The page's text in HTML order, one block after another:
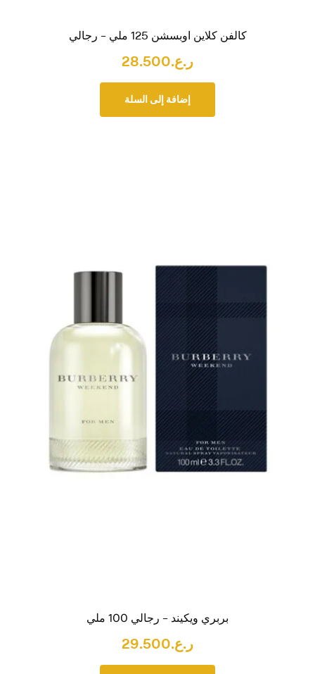
كالفن كلاين اوبسشن 125 ملي – رجالي
ر.ع.28.500
إضافة إلى السلة
بربري ويكيند – رجالي 100 ملي
ر.ع.29.500